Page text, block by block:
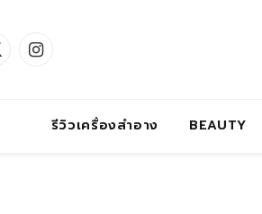
Instagram
รีวิวเครื่องสำอาง BEAUTY